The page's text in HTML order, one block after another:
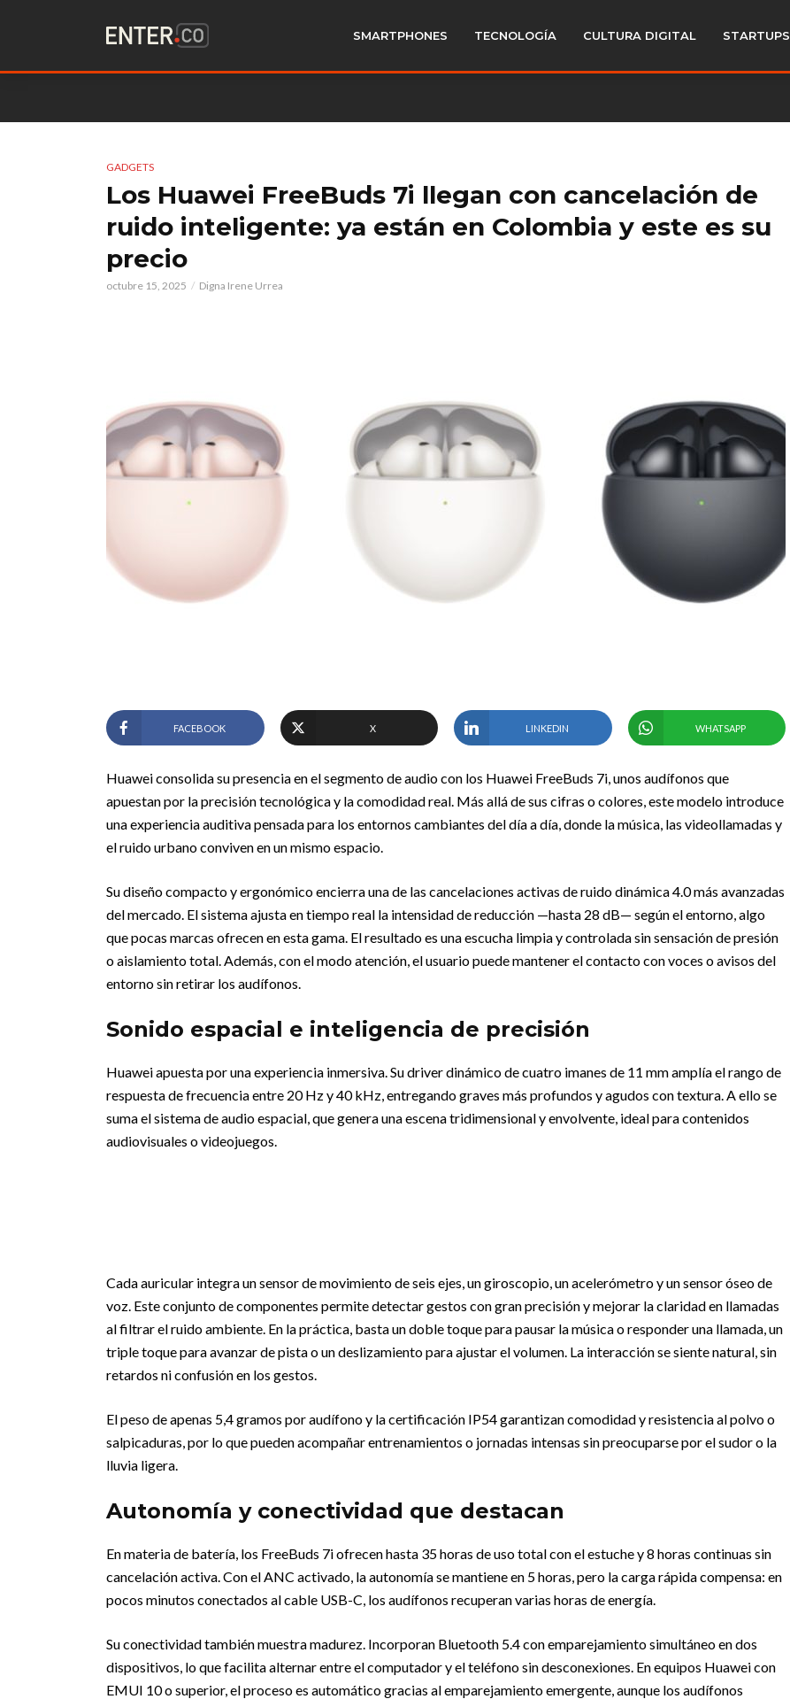
SMARTPHONES TECNOLOGÍA CULTURA DIGITAL STARTUPS
GADGETS
Los Huawei FreeBuds 7i llegan con cancelación de
ruido inteligente: ya están en Colombia y este es su
precio
octubre 15, 2025 Digna Irene Urrea
FACEBOOK X LINKEDIN WHATSAPP
Huawei consolida su presencia en el segmento de audio con los Huawei FreeBuds 7i, unos audífonos que
apuestan por la precisión tecnológica y la comodidad real. Más allá de sus cifras o colores, este modelo introduce
una experiencia auditiva pensada para los entornos cambiantes del día a día, donde la música, las videollamadas y
el ruido urbano conviven en un mismo espacio.
Su diseño compacto y ergonómico encierra una de las cancelaciones activas de ruido dinámica 4.0 más avanzadas
del mercado. El sistema ajusta en tiempo real la intensidad de reducción —hasta 28 dB— según el entorno, algo
que pocas marcas ofrecen en esta gama. El resultado es una escucha limpia y controlada sin sensación de presión
o aislamiento total. Además, con el modo atención, el usuario puede mantener el contacto con voces o avisos del
entorno sin retirar los audífonos.
Sonido espacial e inteligencia de precisión
Huawei apuesta por una experiencia inmersiva. Su driver dinámico de cuatro imanes de 11 mm amplía el rango de
respuesta de frecuencia entre 20 Hz y 40 kHz, entregando graves más profundos y agudos con textura. A ello se
suma el sistema de audio espacial, que genera una escena tridimensional y envolvente, ideal para contenidos
audiovisuales o videojuegos.
Cada auricular integra un sensor de movimiento de seis ejes, un giroscopio, un acelerómetro y un sensor óseo de
voz. Este conjunto de componentes permite detectar gestos con gran precisión y mejorar la claridad en llamadas
al filtrar el ruido ambiente. En la práctica, basta un doble toque para pausar la música o responder una llamada, un
triple toque para avanzar de pista o un deslizamiento para ajustar el volumen. La interacción se siente natural, sin
retardos ni confusión en los gestos.
El peso de apenas 5,4 gramos por audífono y la certificación IP54 garantizan comodidad y resistencia al polvo o
salpicaduras, por lo que pueden acompañar entrenamientos o jornadas intensas sin preocuparse por el sudor o la
lluvia ligera.
Autonomía y conectividad que destacan
En materia de batería, los FreeBuds 7i ofrecen hasta 35 horas de uso total con el estuche y 8 horas continuas sin
cancelación activa. Con el ANC activado, la autonomía se mantiene en 5 horas, pero la carga rápida compensa: en
pocos minutos conectados al cable USB-C, los audífonos recuperan varias horas de energía.
Su conectividad también muestra madurez. Incorporan Bluetooth 5.4 con emparejamiento simultáneo en dos
dispositivos, lo que facilita alternar entre el computador y el teléfono sin desconexiones. En equipos Huawei con
EMUI 10 o superior, el proceso es automático gracias al emparejamiento emergente, aunque los audífonos